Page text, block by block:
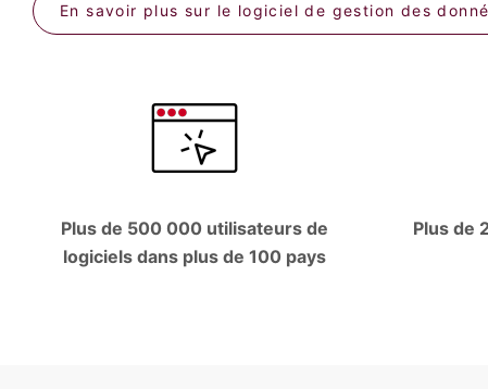
En savoir plus sur le logiciel de gestion des
Plus de 500 000 utilisateurs de
logiciels dans plus de 100 pays
Plus de